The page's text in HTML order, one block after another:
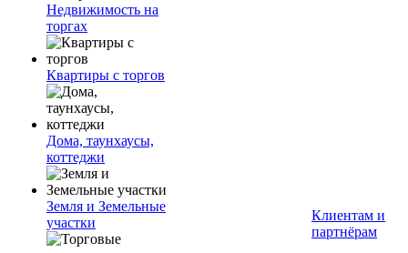
Недвижимость на
торгах
Квартиры с торгов
Дома, таунхаусы,
коттеджи
Земля и Земельные
участки
Клиентам и
партнёрам